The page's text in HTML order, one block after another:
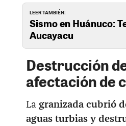
LEER TAMBIÉN:
Sismo en Huánuco:
Aucayacu
Destrucción
afectación de
La granizada cubrió
aguas turbias y